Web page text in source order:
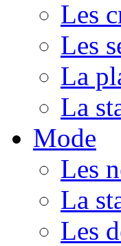
Les
Les
La
La
Mode
Les
La
Les